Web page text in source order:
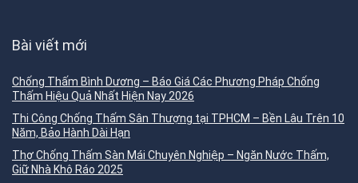
Bài viết mới
Chống Thấm Bình Dương – Báo Giá Các Phương Pháp Chống
Thấm Hiệu Quả Nhất Hiện Nay 2026
Thi Công Chống Thấm Sân Thượng tại TPHCM – Bền Lâu Trên 10
Năm, Bảo Hành Dài Hạn
Thợ Chống Thấm Sàn Mái Chuyên Nghiệp – Ngăn Nước Thấm,
Giữ Nhà Khô Ráo 2025